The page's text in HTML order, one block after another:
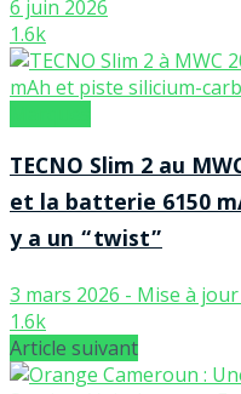
6 juin 2026
1.6k
TECNO Slim 2 au
et la batterie 6150
y a un “twist”
3 mars 2026 - Mise à
1.6k
Article suivant